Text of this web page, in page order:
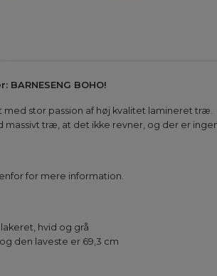
BOHO!
stor passion af høj kvalitet lamineret træ.
træ, at det ikke revner, og der er
for mere information.
hvid og grå
den laveste er 69,3 cm